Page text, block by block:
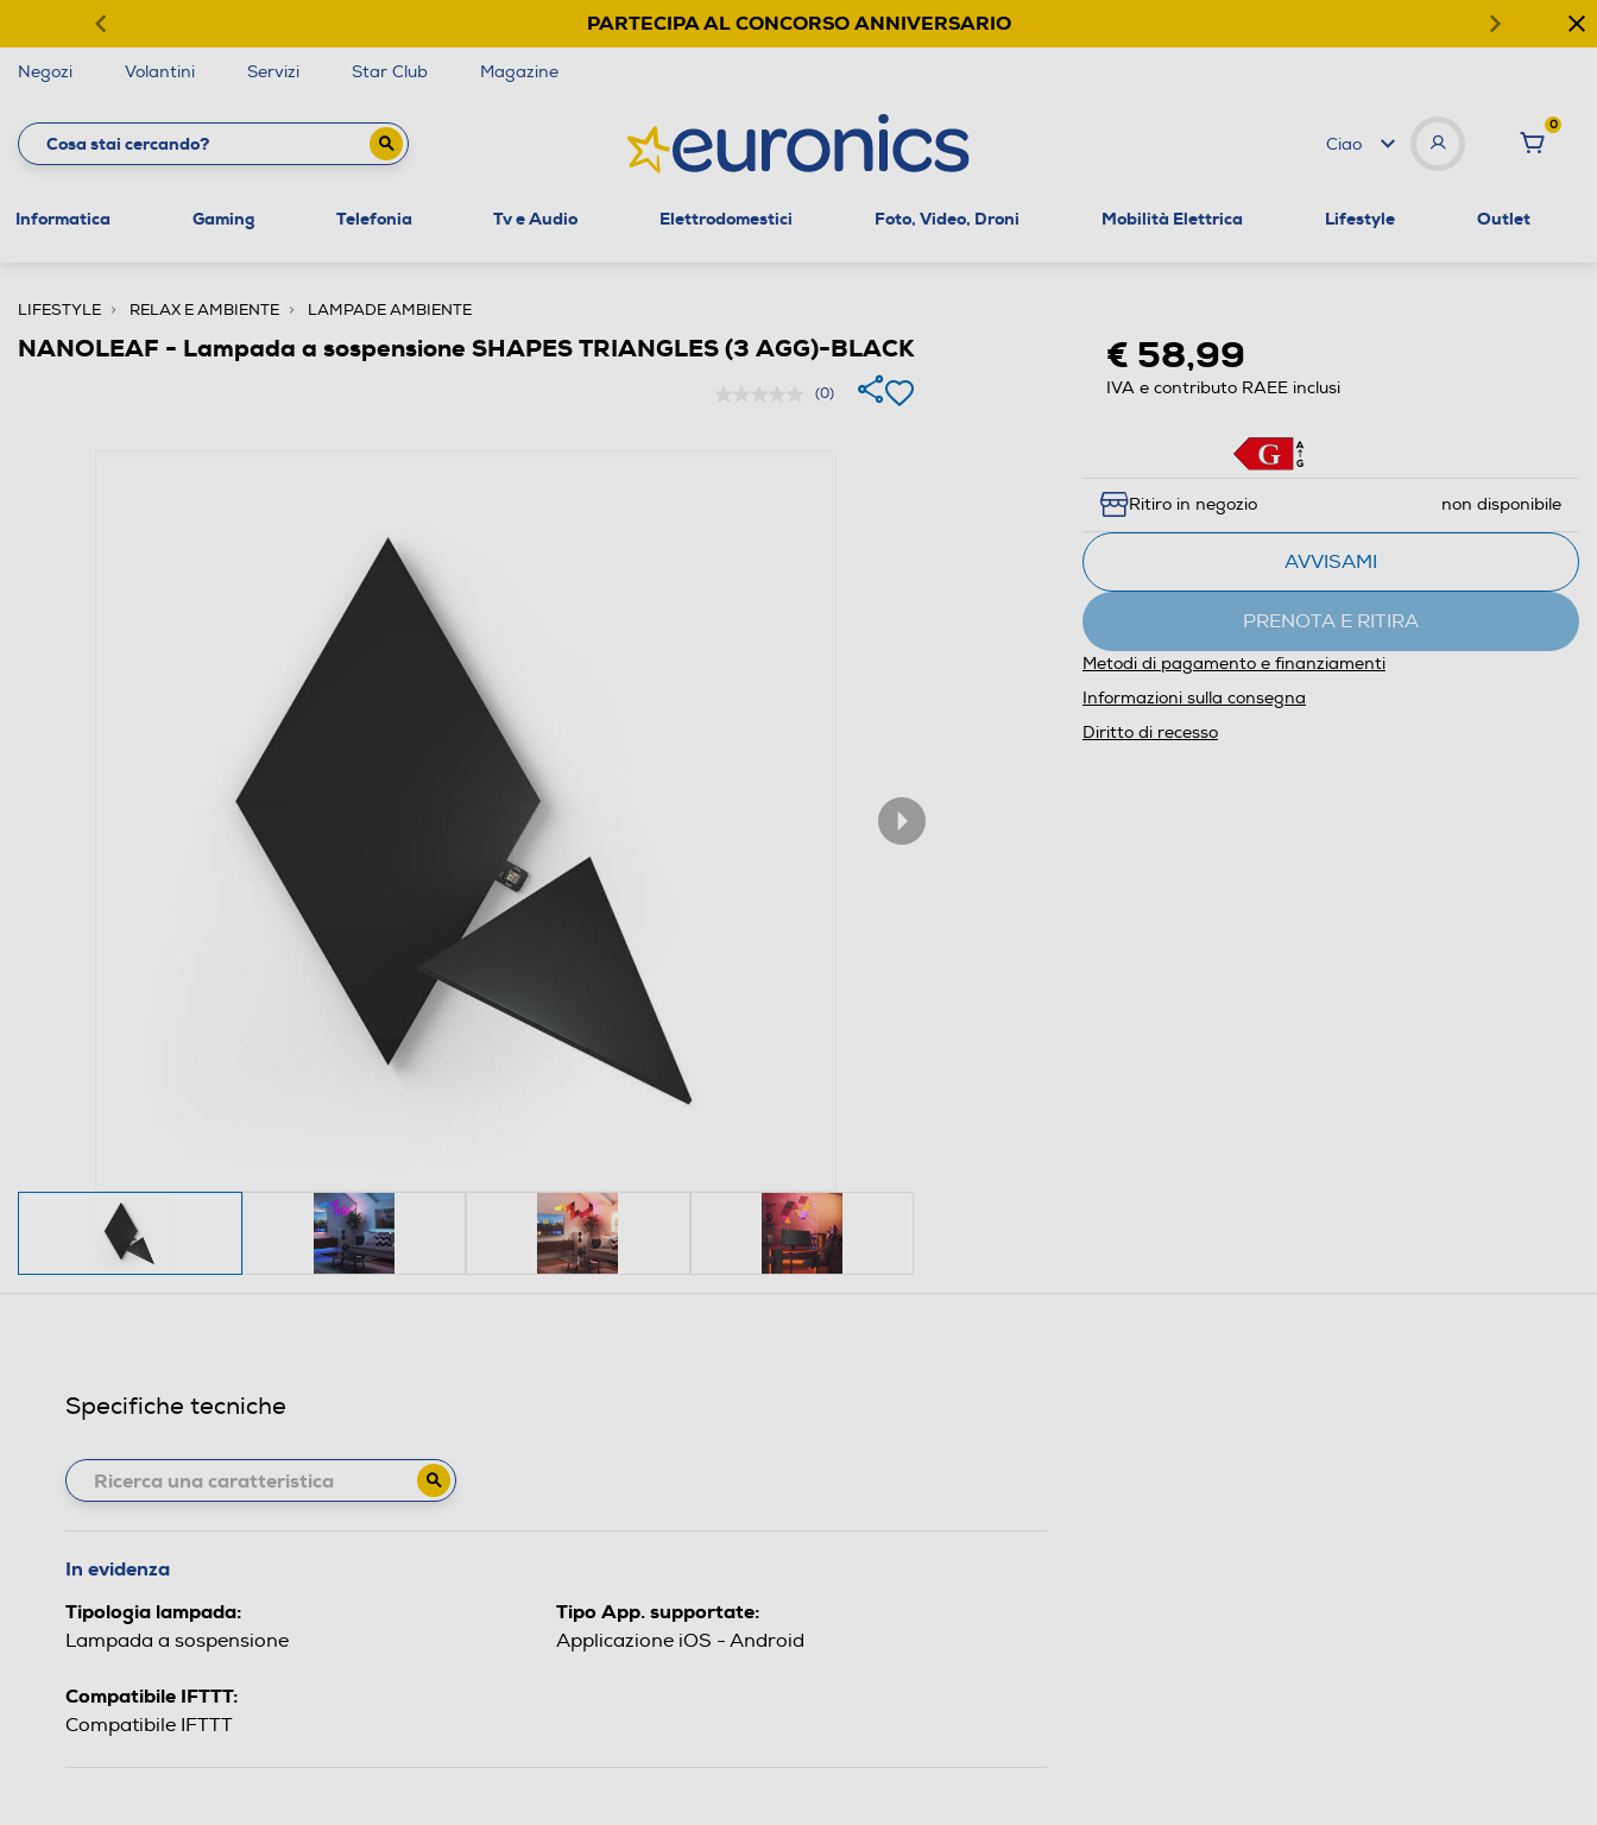
PARTECIPA AL CONCORSO ANNIVERSARIO
Negozi Volantini Servizi Star Club Magazine
Ciao
0
Informatica Gaming Telefonia Tv e Audio Elettrodomestici Foto, Video, Droni Mobilità Elettrica Lifestyle Outlet
LIFESTYLE RELAX E AMBIENTE LAMPADE AMBIENTE
NANOLEAF - Lampada a sospensione SHAPES TRIANGLES (3 AGG)-BLACK
(0)
€ 58,99
IVA e contributo RAEE inclusi
Ritiro in negozio non disponibile
AVVISAMI
PRENOTA E RITIRA
Metodi di pagamento e finanziamenti
Informazioni sulla consegna
Diritto di recesso
Specifiche tecniche
In evidenza
Tipologia lampada:
Lampada a sospensione
Tipo App. supportate:
Applicazione iOS - Android
Compatibile IFTTT:
Compatibile IFTTT